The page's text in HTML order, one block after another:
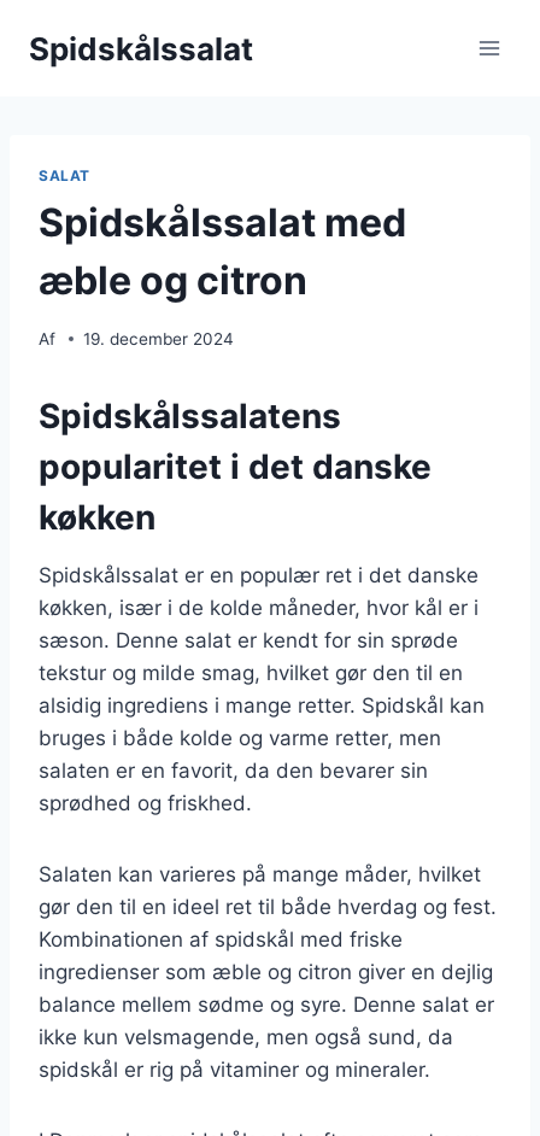
Spidskålssalat
SALAT
Spidskålssalat med
æble og citron
Af 19. december 2024
Spidskålssalatens
popularitet i det danske
køkken
Spidskålssalat er en populær ret i det danske
køkken, især i de kolde måneder, hvor kål er i
sæson. Denne salat er kendt for sin sprøde
tekstur og milde smag, hvilket gør den til en
alsidig ingrediens i mange retter. Spidskål kan
bruges i både kolde og varme retter, men
salaten er en favorit, da den bevarer sin
sprødhed og friskhed.
Salaten kan varieres på mange måder, hvilket
gør den til en ideel ret til både hverdag og fest.
Kombinationen af spidskål med friske
ingredienser som æble og citron giver en dejlig
balance mellem sødme og syre. Denne salat er
ikke kun velsmagende, men også sund, da
spidskål er rig på vitaminer og mineraler.